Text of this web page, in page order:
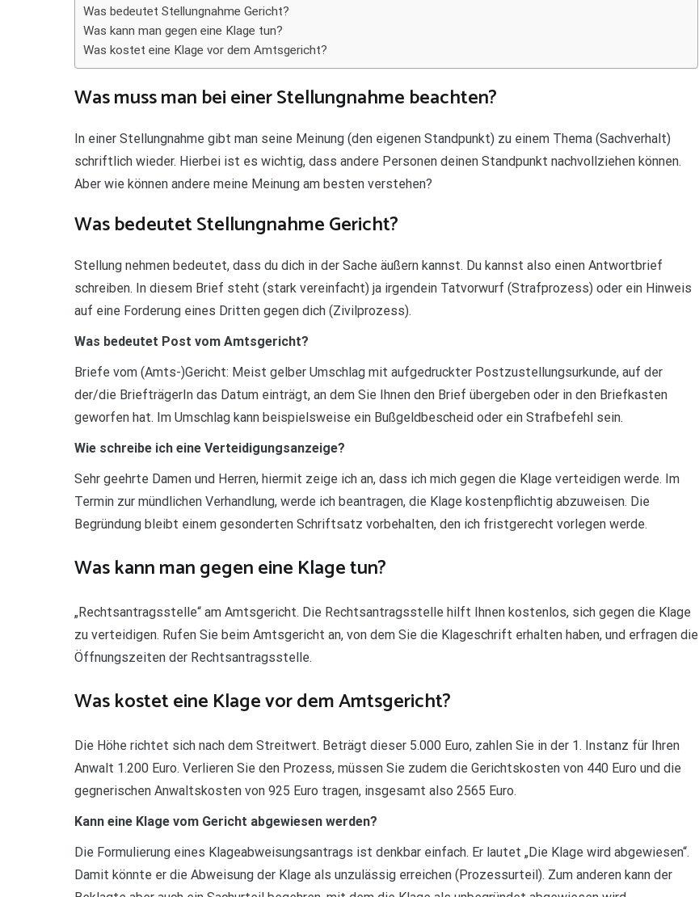
Was bedeutet Stellungnahme Gericht?
Was kann man gegen eine Klage tun?
Was kostet eine Klage vor dem Amtsgericht?
Was muss man bei einer Stellungnahme beachten?
In einer Stellungnahme gibt man seine Meinung (den eigenen Standpunkt) zu einem Thema (Sachverhalt)
schriftlich wieder. Hierbei ist es wichtig, dass andere Personen deinen Standpunkt nachvollziehen können.
Aber wie können andere meine Meinung am besten verstehen?
Was bedeutet Stellungnahme Gericht?
Stellung nehmen bedeutet, dass du dich in der Sache äußern kannst. Du kannst also einen Antwortbrief
schreiben. In diesem Brief steht (stark vereinfacht) ja irgendein Tatvorwurf (Strafprozess) oder ein Hinweis
auf eine Forderung eines Dritten gegen dich (Zivilprozess).
Was bedeutet Post vom Amtsgericht?
Briefe vom (Amts-)Gericht: Meist gelber Umschlag mit aufgedruckter Postzustellungsurkunde, auf der
der/die BriefträgerIn das Datum einträgt, an dem Sie Ihnen den Brief übergeben oder in den Briefkasten
geworfen hat. Im Umschlag kann beispielsweise ein Bußgeldbescheid oder ein Strafbefehl sein.
Wie schreibe ich eine Verteidigungsanzeige?
Sehr geehrte Damen und Herren, hiermit zeige ich an, dass ich mich gegen die Klage verteidigen werde. Im
Termin zur mündlichen Verhandlung, werde ich beantragen, die Klage kostenpflichtig abzuweisen. Die
Begründung bleibt einem gesonderten Schriftsatz vorbehalten, den ich fristgerecht vorlegen werde.
Was kann man gegen eine Klage tun?
„Rechtsantragsstelle“ am Amtsgericht. Die Rechtsantragsstelle hilft Ihnen kostenlos, sich gegen die Klage
zu verteidigen. Rufen Sie beim Amtsgericht an, von dem Sie die Klageschrift erhalten haben, und erfragen die
Öffnungszeiten der Rechtsantragsstelle.
Was kostet eine Klage vor dem Amtsgericht?
Die Höhe richtet sich nach dem Streitwert. Beträgt dieser 5.000 Euro, zahlen Sie in der 1. Instanz für Ihren
Anwalt 1.200 Euro. Verlieren Sie den Prozess, müssen Sie zudem die Gerichtskosten von 440 Euro und die
gegnerischen Anwaltskosten von 925 Euro tragen, insgesamt also 2565 Euro.
Kann eine Klage vom Gericht abgewiesen werden?
Die Formulierung eines Klageabweisungsantrags ist denkbar einfach. Er lautet „Die Klage wird abgewiesen“.
Damit könnte er die Abweisung der Klage als unzulässig erreichen (Prozessurteil). Zum anderen kann der